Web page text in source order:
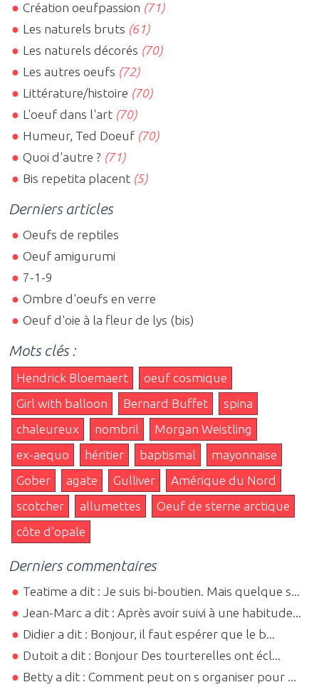
Création oeufpassion (71)
Les naturels bruts (61)
Les naturels décorés (70)
Les autres oeufs (72)
Littérature/histoire (70)
L'oeuf dans l'art (70)
Humeur, Ted Doeuf (70)
Quoi d'autre ? (71)
Bis repetita placent (5)
Derniers articles
Oeufs de reptiles
Oeuf amigurumi
7-1-9
Ombre d'oeufs en verre
Oeuf d'oie à la fleur de lys (bis)
Mots clés :
Hendrick Bloemaert
oeuf cosmique
Girl with balloon
Bernard Buffet
spina
chaleureux
nombril
Morgan Weistling
ex-aequo
héritier baptismal
mayonnaise
Gober
agate Gulliver
Amérique du Nord
scotcher
allumettes
Oeuf de sterne arctique
côte d'opale
Derniers commentaires
Teatime a dit : Je suis bi-boutien. Mais quelque s...
Jean-Marc a dit : Après avoir suivi à une habitude...
Didier a dit : Bonjour, il faut espérer que le b...
Dutoit a dit : Bonjour Des tourterelles ont écl...
Betty a dit : Comment peut on s organiser pour ...